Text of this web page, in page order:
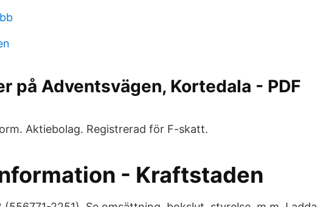
på Adventsvägen, Kortedala - PDF
Aktiebolag. Registrerad för F-skatt.
- Kraftstaden